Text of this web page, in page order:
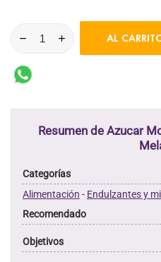
AL
Resumen de Azucar
Categorías
Alimentación - Endulzantes y
Recomendado
Objetivos